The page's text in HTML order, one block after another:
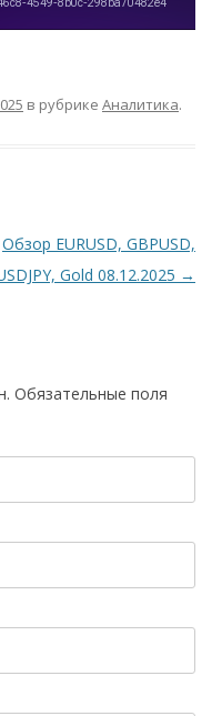
в рубрике Аналитика.
Обзор EURUSD, GBPUSD,
Gold 08.12.2025 →
Обязательные поля